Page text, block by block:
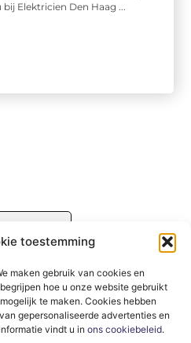
toestemming
maken gebruik van cookies en
hoe u onze website gebruikt
te maken. Cookies hebben
gepersonaliseerde advertenties en
vindt u in ons cookiebeleid.
Elektricien Den Haag ...